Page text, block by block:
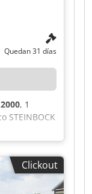
Quedan 31 días
2000, 1
1400 kg,
24/30FA
las
fabricación:
Clickout